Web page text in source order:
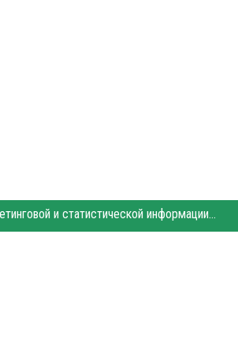
Этот сайт использует «cookies». Также сайт использует интернет-сервис для сбора технических данных касательно посетителей с целью получения маркетинговой и статистической информации. Условия обработки данных посетителей сайта см.